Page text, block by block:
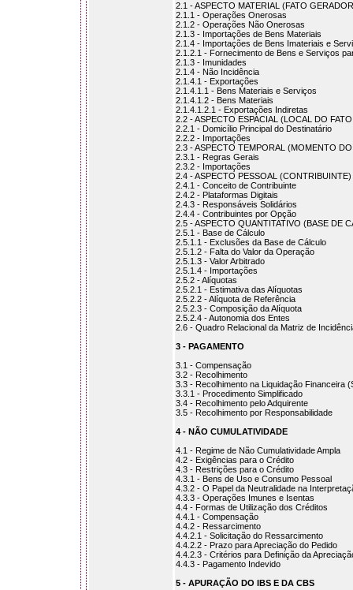
2.1 - ASPECTO MATERIAL (FATO
2.1.1 - Operações Onerosas
2.1.2 - Operações Não Onerosas
2.1.3 - Importações de Bens Materiais
2.1.4 - Importações de Bens Imateriais e
2.1.2.1 - Fornecimento de Bens e Serviços
2.1.3 - Imunidades
2.1.4 - Não Incidência
2.1.4.1 - Exportações
2.1.4.1.1 - Bens Materiais e Serviços
2.1.4.1.2 - Bens Materiais
2.1.4.1.2.1 - Exportações Indiretas
2.2 - ASPECTO ESPACIAL (LOCAL DO
2.2.1 - Domicílio Principal do Destinatário
2.2.2 - Importações
2.3 - ASPECTO TEMPORAL (MOMENTO
2.3.1 - Regras Gerais
2.3.2 - Importações
2.4 - ASPECTO PESSOAL (CONTRIBUINTE)
2.4.1 - Conceito de Contribuinte
2.4.2 - Plataformas Digitais
2.4.3 - Responsáveis Solidários
2.4.4 - Contribuintes por Opção
2.5 - ASPECTO QUANTITATIVO (BASE DE
2.5.1 - Base de Cálculo
2.5.1.1 - Exclusões da Base de Cálculo
2.5.1.2 - Falta do Valor da Operação
2.5.1.3 - Valor Arbitrado
2.5.1.4 - Importações
2.5.2 - Alíquotas
2.5.2.1 - Estimativa das Alíquotas
2.5.2.2 - Alíquota de Referência
2.5.2.3 - Composição da Alíquota
2.5.2.4 - Autonomia dos Entes
2.6 - Quadro Relacional da Matriz de
3 - PAGAMENTO
3.1 - Compensação
3.2 - Recolhimento
3.3 - Recolhimento na Liquidação Financeira
3.3.1 - Procedimento Simplificado
3.4 - Recolhimento pelo Adquirente
3.5 - Recolhimento por Responsabilidade
4 - NÃO CUMULATIVIDADE
4.1 - Regime de Não Cumulatividade Ampla
4.2 - Exigências para o Crédito
4.3 - Restrições para o Crédito
4.3.1 - Bens de Uso e Consumo Pessoal
4.3.2 - O Papel da Neutralidade na
4.3.3 - Operações Imunes e Isentas
4.4 - Formas de Utilização dos Créditos
4.4.1 - Compensação
4.4.2 - Ressarcimento
4.4.2.1 - Solicitação do Ressarcimento
4.4.2.2 - Prazo para Apreciação do Pedido
4.4.2.3 - Critérios para Definição da
4.4.3 - Pagamento Indevido
5 - APURAÇÃO DO IBS E DA CBS